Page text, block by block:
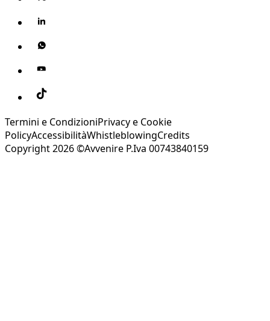
Termini e CondizioniPrivacy e Cookie
PolicyAccessibilitàWhistleblowingCredits
Copyright 2026 ©Avvenire P.Iva 00743840159